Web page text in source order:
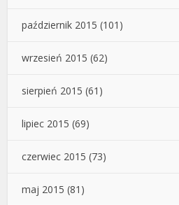
październik 2015 (101)
wrzesień 2015 (62)
sierpień 2015 (61)
lipiec 2015 (69)
czerwiec 2015 (73)
maj 2015 (81)